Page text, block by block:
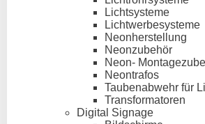
Lichtsysteme
Lichtwerbesysteme
Neonherstellung
Neonzubehör
Neon-
Neontrafos
Taubenabwehr für
Transformatoren
Digital Signage